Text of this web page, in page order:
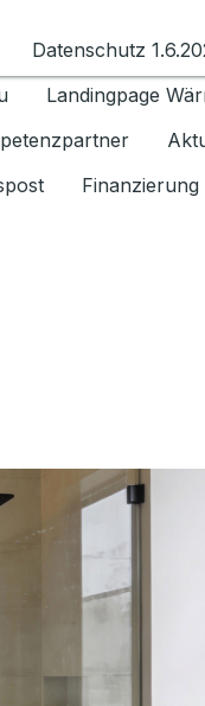
für
Datenschutz
Landingpage